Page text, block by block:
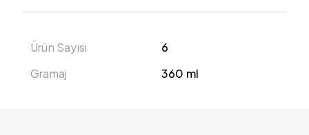
Ürün Sayısı
6
Gramaj
360 ml